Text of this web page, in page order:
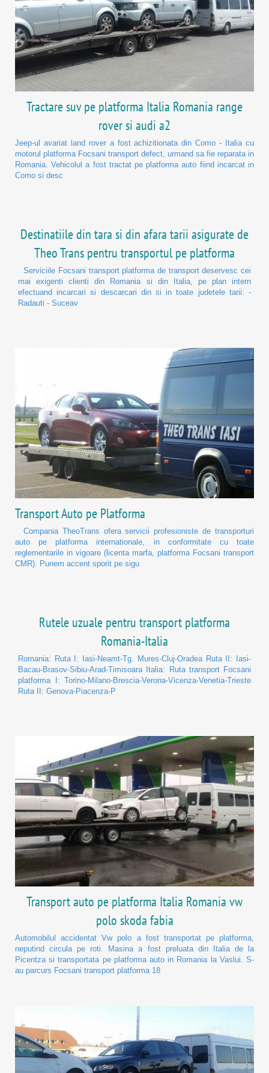
Tractare suv pe platforma Italia Romania range
rover si audi a2
Jeep-ul avariat land rover a fost achizitionata din Como - Italia cu
motorul platforma Focsani transport defect, urmand sa fie reparata in
Romania. Vehicolul a fost tractat pe platforma auto fiind incarcat in
Como si desc
Destinatiile din tara si din afara tarii asigurate de
Theo Trans pentru transportul pe platforma
Serviciile Focsani transport platforma de transport deservesc cei
mai exigenti clienti din Romania si din Italia, pe plan intern
efectuand incarcari si descarcari din si in toate judetele tarii: -
Radauti - Suceav
Transport Auto pe Platforma
Compania TheoTrans ofera servicii profesioniste de transporturi
auto pe platforma internationale, in conformitate cu toate
reglementarile in vigoare (licenta marfa, platforma Focsani transport
CMR). Punem accent sporit pe sigu
Rutele uzuale pentru transport platforma
Romania-Italia
Romania: Ruta I: Iasi-Neamt-Tg. Mures-Cluj-Oradea Ruta II: Iasi-
Bacau-Brasov-Sibiu-Arad-Timisoara Italia: Ruta transport Focsani
platforma I: Torino-Milano-Brescia-Verona-Vicenza-Venetia-Trieste
Ruta II: Genova-Piacenza-P
Transport auto pe platforma Italia Romania vw
polo skoda fabia
Automobilul accidentat Vw polo a fost transportat pe platforma,
neputind circula pe roti. Masina a fost preluata din Italia de la
Picentza si transportata pe platforma auto in Romania la Vaslui. S-
au parcurs Focsani transport platforma 18